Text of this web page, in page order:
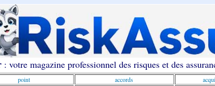
: votre magazine professionnel des risques et des
point accords